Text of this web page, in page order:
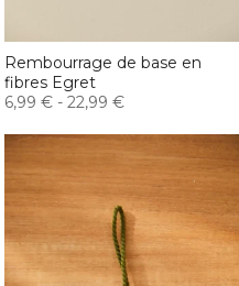
Rembourrage de base en
fibres Egret
6,99 € - 22,99 €